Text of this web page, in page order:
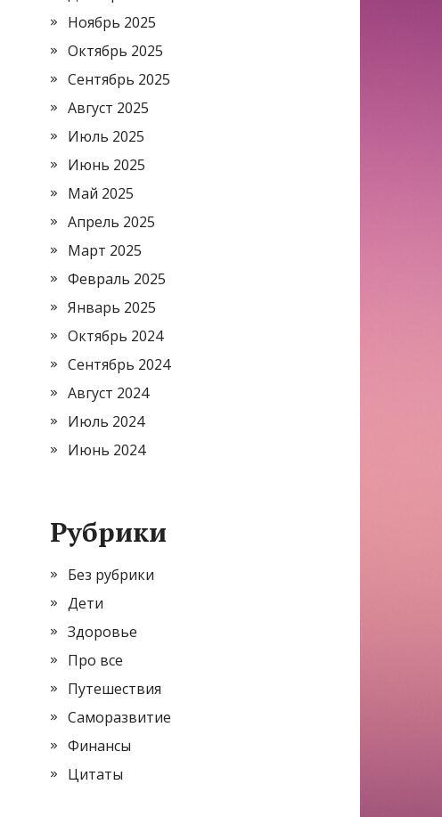
Ноябрь 2025
Октябрь 2025
Сентябрь 2025
Август 2025
Июль 2025
Июнь 2025
Май 2025
Апрель 2025
Март 2025
Февраль 2025
Январь 2025
Октябрь 2024
Сентябрь 2024
Август 2024
Июль 2024
Июнь 2024
Рубрики
Без рубрики
Дети
Здоровье
Про все
Путешествия
Саморазвитие
Финансы
Цитаты